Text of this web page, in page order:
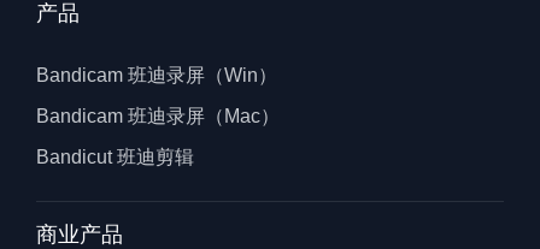
产品
Bandicam 班迪录屏（Win）
Bandicam 班迪录屏（Mac）
Bandicut 班迪剪辑
商业产品